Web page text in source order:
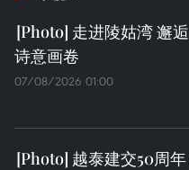
走进陵姑湾 邂
诗意画卷
07/08/2026 01:00
越泰建交50周